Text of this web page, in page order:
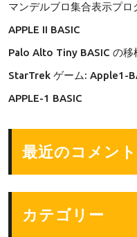
マンデルブロ集合表示プロ
APPLE II BASIC
Palo Alto Tiny BASIC の移
StarTrek ゲーム: Apple1-
APPLE-1 BASIC
最近のコメント
カテゴリー